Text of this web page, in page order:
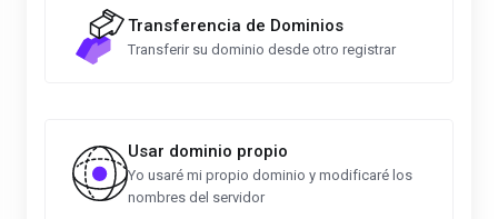
Transferencia de Dominios
Transferir su dominio desde otro registrar
Usar dominio propio
Yo usaré mi propio dominio y modificaré los
nombres del servidor